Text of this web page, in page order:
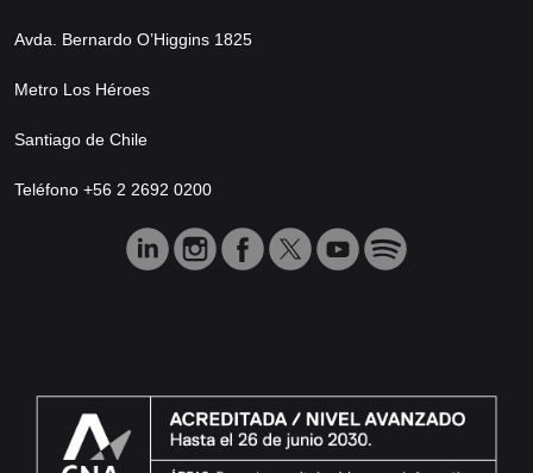
Avda. Bernardo O’Higgins 1825
Metro Los Héroes
Santiago de Chile
Teléfono +56 2 2692 0200